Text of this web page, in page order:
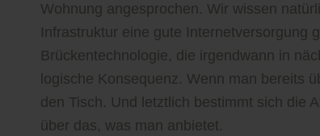
Wohnung angesprochen. Wir wissen
Infrastruktur eine gute Internetversorgung
Brückentechnologie, die irgendwann in
logische Konsequenz. Wenn man bereits
den Tisch. Und letztlich bestimmt sich die
über das, was man anbietet.